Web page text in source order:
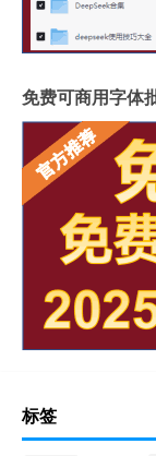
免费可商用字体
标签